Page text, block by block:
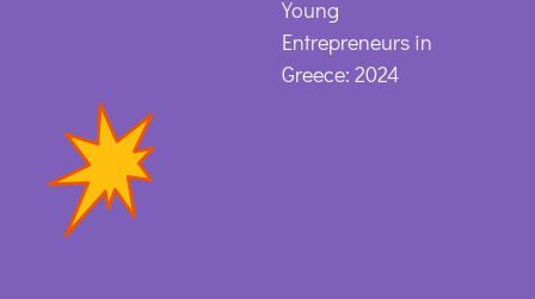
Young
Entrepreneurs in
Greece: 2024